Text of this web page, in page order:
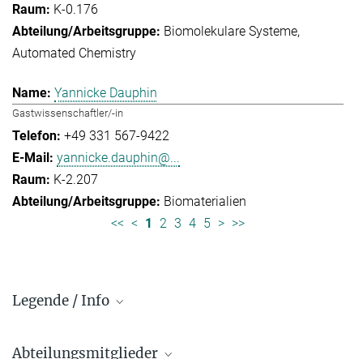
K-0.176
Biomolekulare Systeme
Automated Chemistry
Yannicke Dauphin
Gastwissenschaftler/-in
+49 331 567-9422
yannicke.dauphin@...
K-2.207
Biomaterialien
<< < 1 2 3 4 5 > >>
Legende / Info
Abteilungsmitglieder